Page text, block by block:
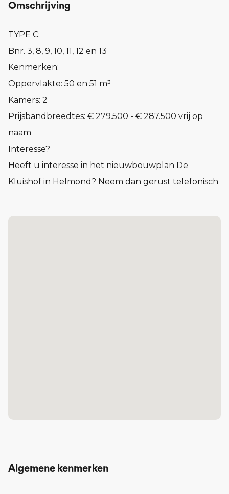
Omschrijving
TYPE C:
Bnr. 3, 8, 9, 10, 11, 12 en 13
Kenmerken:
Oppervlakte: 50 en 51 m³
Kamers: 2
Prijsbandbreedtes: € 279.500 - € 287.500 vrij op
naam
Interesse?
Heeft u interesse in het nieuwbouwplan De
Kluishof in Helmond? Neem dan gerust telefonisch
voor meer informatie.
Algemene kenmerken